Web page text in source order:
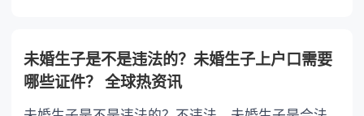
未婚生子是不是违法的？未婚生子上户口需要
哪些证件？ 全球热资讯